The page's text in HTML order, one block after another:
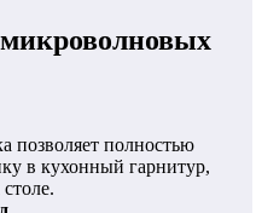
позволяет полностью
в кухонный гарнитур,